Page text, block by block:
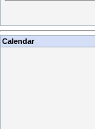
Calendar